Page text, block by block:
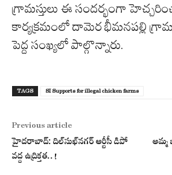
గ్రామస్తులు ఈ సందర్భంగా
కార్యక్రమంలో దామెర భీమనపల్లి గ్రామ
పెద్ద సంఖ్యలో పాల్గొన్నారు.
TAGS SI Supports for illegal chicken farms
Previous article
హైదరాబాద్: దిల్‍సుఖ్‍నగర్ ఆర్టీసీ డిపో
వద్ద ఉద్రిక్తత..!
అమ్మ